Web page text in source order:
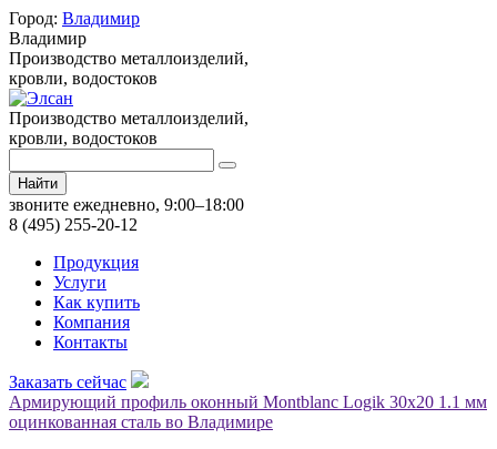
Город: Владимир
Владимир
Производство металлоизделий,
кровли, водостоков
Производство металлоизделий,
кровли, водостоков
Найти
звоните ежедневно, 9:00–18:00
8 (495) 255-20-12
Продукция
Услуги
Как купить
Компания
Контакты
Заказать сейчас
Армирующий профиль оконный Montblanc Logik 30х20 1.1 мм
оцинкованная сталь во Владимире